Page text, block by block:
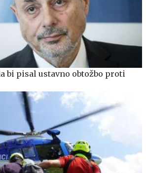
bi pisal ustavno obtožbo proti